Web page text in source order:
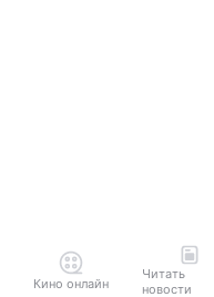
Кино онлайн
Читать
новости